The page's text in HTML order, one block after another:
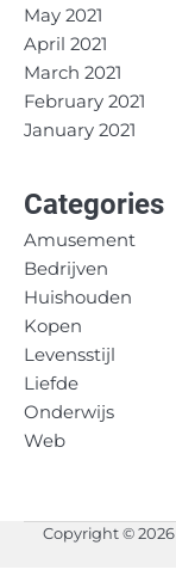
May 2021
April 2021
March 2021
February 2021
January 2021
Categories
Amusement
Bedrijven
Huishouden
Kopen
Levensstijl
Liefde
Onderwijs
Web
Copyright © 2026